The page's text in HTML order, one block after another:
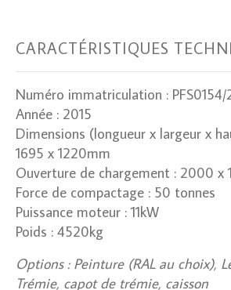
CARACTÉRISTIQUES
Numéro immatriculation : PFS0154/
Année : 2015
Dimensions (longueur x largeur x
1695 x 1220mm
Ouverture de chargement : 2000 x
Force de compactage : 50 tonnes
Puissance moteur : 11kW
Poids : 4520kg
Options : Peinture (RAL au choix),
Trémie, capot de trémie, caisson